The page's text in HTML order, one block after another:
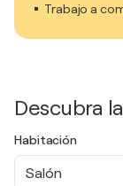
Trabajo a
Descubra
Habitación
Salón